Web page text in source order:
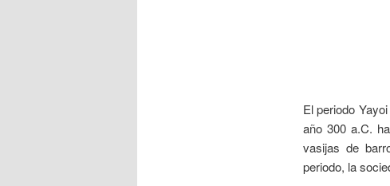
El periodo
año 300 a.C.
vasijas de
periodo, la